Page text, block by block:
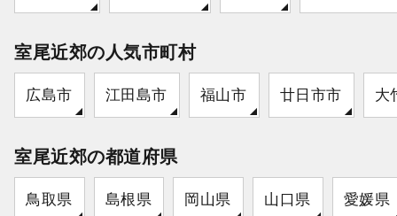
室尾近郊の人気市町村
広島市 江田島市 福山市 廿日市市 大
室尾近郊の都道府県
鳥取県 島根県 岡山県 山口県 愛媛県